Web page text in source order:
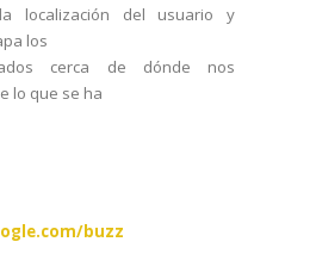
localización del usuario y
los
cerca de dónde nos
lo que se ha
buzz